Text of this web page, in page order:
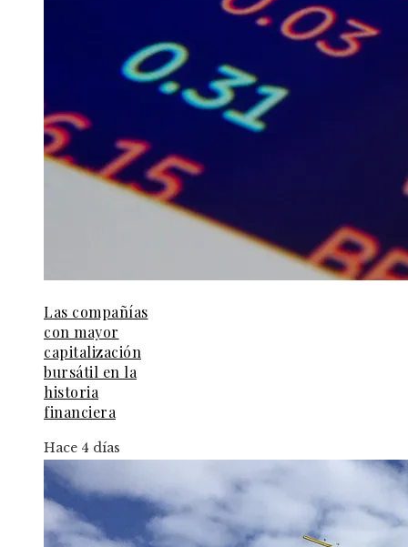
Las compañías
con mayor
capitalización
bursátil en la
historia
financiera
Hace 4 días